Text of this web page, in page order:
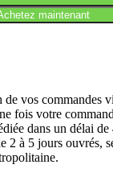
maintenant
de vos commandes
fois votre
dans un délai
2 à 5 jours ouvrés,